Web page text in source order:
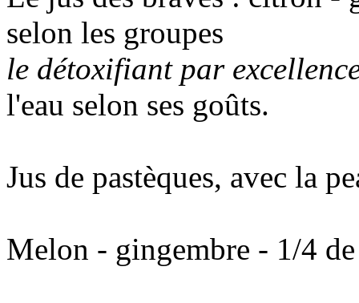
selon les groupes
le détoxifiant par
l'eau selon ses goûts.
Jus de pastèques, avec la
Melon - gingembre - 1/4